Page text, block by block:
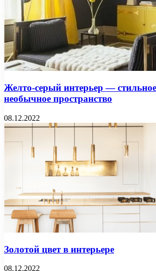
Желто-серый интерьер — стильное
необычное пространство
08.12.2022
Золотой цвет в интерьере
08.12.2022